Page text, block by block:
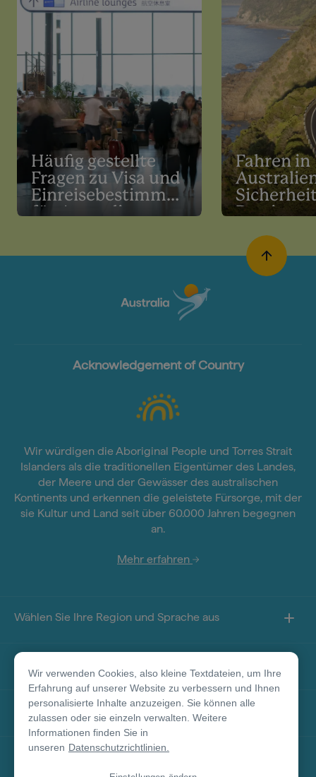
Häufig gestellte
Fragen zu Visa und
Einreisebestimmungen
für Australien
Fahren in
Acknowledgement of Country
Wir würdigen die Aboriginal People und Torres Strait
Islanders als die traditionellen Eigentümer des Landes,
der Meere und der Gewässer des australischen
Kontinents und erkennen die geleistete Fürsorge, mit der
sie Kultur und Land seit über 60.000 Jahren begegnen
an.
Mehr erfahren
Wählen Sie Ihre Region und Sprache aus
Sie finden uns auf
Über diese Seite
Weitere Informationen
Wir verwenden Cookies, also kleine Textdateien, um Ihre
Erfahrung auf unserer Website zu verbessern und Ihnen
personalisierte Inhalte anzuzeigen. Sie können alle
zulassen oder sie einzeln verwalten. Weitere
Informationen finden Sie in
unseren Datenschutzrichtlinien.